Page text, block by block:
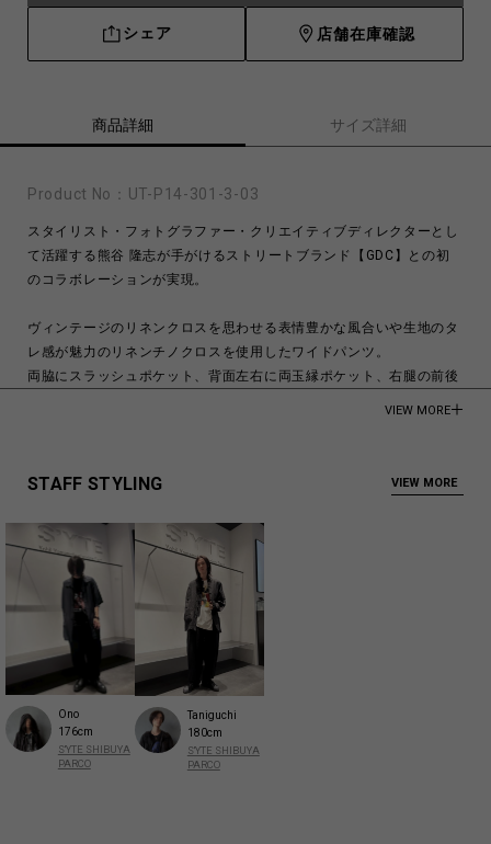
シェア 店舗在庫確認
商品詳細 サイズ詳細
Product No： UT-P14-301-3-03
スタイリスト・フォトグラファー・クリエイティブディレクターとし
て活躍する熊谷 隆志が手がけるストリートブランド【GDC】との初
のコラボレーションが実現。
ヴィンテージのリネンクロスを思わせる表情豊かな風合いや生地のタ
レ感が魅力のリネンチノクロスを使用したワイドパンツ。
両脇にスラッシュポケット、背面左右に両玉縁ポケット、右腿の前後
同生地のジャケットとセットアップでの着用が可能。ウエスト内側に
スピンドルを通しサイズ調整が可能。
シューズを選ばないテーパードシルエットのベーシックなワイドパン
ツで癖のないシンプルなデザインは多様なコーディネートを楽しめ
【プロフィール】
-GDC-
1998年、スタイリスト・フォトグラファー・ブランドディレクター
として多彩な分野で活動する熊谷隆志によって設立されたGDC。
約四半世紀の休止を経て、2025年3月に再始動。
VIEW MORE
STAFF STYLING VIEW MORE
Ono
176cm
S'YTE SHIBUYA
PARCO
Taniguchi
180cm
S'YTE SHIBUYA
PARCO